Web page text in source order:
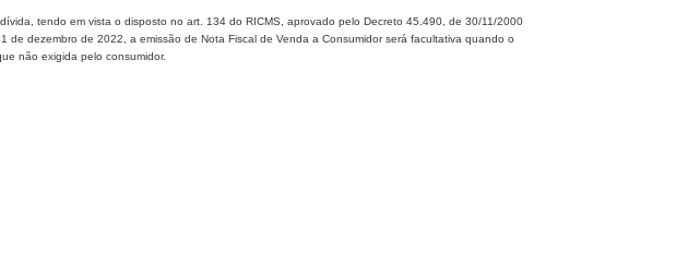
tendo em vista o disposto no art. 134 do RICMS, aprovado pelo Decreto 45.490, de 30/11/2000
de dezembro de 2022, a emissão de Nota Fiscal de Venda a Consumidor será facultativa quando o
não exigida pelo consumidor.